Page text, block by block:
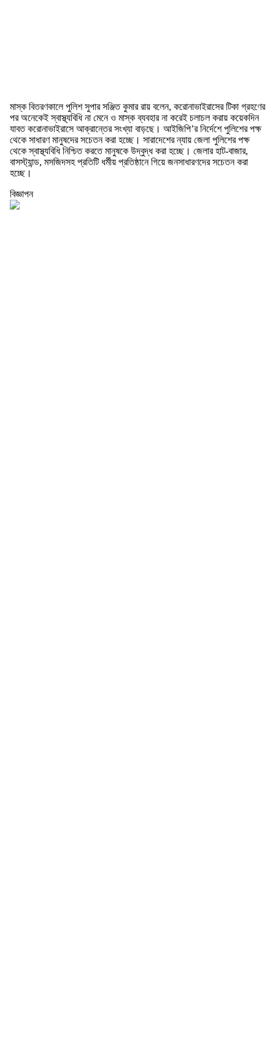
মাস্ক বিতরণকালে পুলিশ সুপার সঞ্জিত কুমার রায় বলেন, করোনাভাইরাসের টিকা গ্রহণের
পর অনেকেই স্বাস্থ্যবিধি না মেনে ও মাস্ক ব্যবহার না করেই চলাচল করায় কয়েকদিন
যাবত করোনাভাইরাসে আক্রান্তের সংখ্যা বাড়ছে। আইজিপি’র নির্দেশে পুলিশের পক্ষ
থেকে সাধারণ মানুষদের সচেতন করা হচ্ছে। সারাদেশের ন্যায় জেলা পুলিশের পক্ষ
থেকে স্বাস্থ্যবিধি নিশ্চিত করতে মানুষকে উদ্বুদ্ধ করা হচ্ছে। জেলার হাট-বাজার,
বাসস্ট্যান্ড, মসজিদসহ প্রতিটি ধর্মীয় প্রতিষ্ঠানে গিয়ে জনসাধারণদের সচেতন করা
হচ্ছে।
বিজ্ঞাপন